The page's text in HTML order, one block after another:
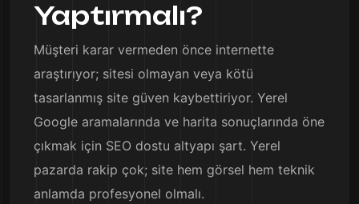
Yaptırmalı?
Müşteri karar vermeden önce internette
araştırıyor; sitesi olmayan veya kötü
tasarlanmış site güven kaybettiriyor. Yerel
Google aramalarında ve harita sonuçlarında öne
çıkmak için SEO dostu altyapı şart. Yerel
pazarda rakip çok; site hem görsel hem teknik
anlamda profesyonel olmalı.